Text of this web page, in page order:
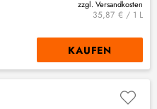
zzgl. Versandkosten
35,87 € / 1 L
KAUFEN